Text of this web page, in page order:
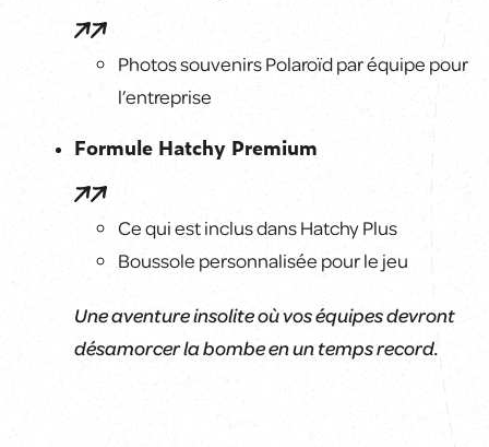
Photos souvenirs Polaroïd par équipe pour
l’entreprise
Formule Hatchy Premium
Ce qui est inclus dans Hatchy Plus
Boussole personnalisée pour le jeu
Une aventure insolite où vos équipes devront
désamorcer la bombe en un temps record.